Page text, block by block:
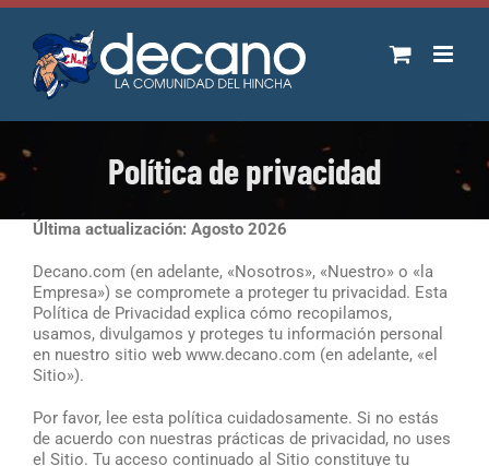
Saltar
contenido
Política de privacidad
Última actualización: Agosto 2026
Decano.com (en adelante, «Nosotros», «Nuestro» o «la
Empresa») se compromete a proteger tu privacidad. Esta
Política de Privacidad explica cómo recopilamos,
usamos, divulgamos y proteges tu información personal
en nuestro sitio web www.decano.com (en adelante, «el
Sitio»).
Por favor, lee esta política cuidadosamente. Si no estás
de acuerdo con nuestras prácticas de privacidad, no uses
el Sitio. Tu acceso continuado al Sitio constituye tu